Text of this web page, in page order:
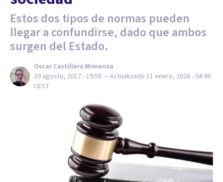
Estos dos tipos de normas pueden
llegar a confundirse, dado que ambos
surgen del Estado.
Oscar Castillero Mimenza
29 agosto, 2017 - 19:58 — Actualizado 11 enero, 2026 - 04:49
CEST